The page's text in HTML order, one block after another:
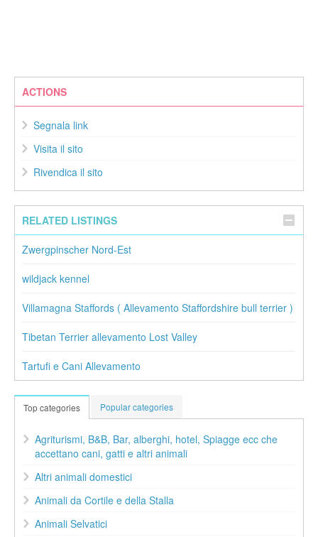
ACTIONS
Segnala link
Visita il sito
Rivendica il sito
RELATED LISTINGS
Zwergpinscher Nord-Est
wildjack kennel
Villamagna Staffords ( Allevamento Staffordshire bull terrier )
Tibetan Terrier allevamento Lost Valley
Tartufi e Cani Allevamento
Top categories Popular categories
Agriturismi, B&B, Bar, alberghi, hotel, Spiagge ecc che
accettano cani, gatti e altri animali
Altri animali domestici
Animali da Cortile e della Stalla
Animali Selvatici